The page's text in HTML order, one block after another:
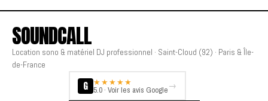
SOUNDCALL
Location sono & matériel DJ professionnel · Saint-Cloud (92) · Paris & Île-
de-France
G ★★★★★
5.0 · Voir les avis Google→